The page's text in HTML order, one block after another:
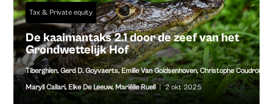
Tax & Private equity
De kaaimantaks 2.1 door de zeef van het
Grondwettelijk Hof
Tiberghien,Gerd D. Goyvaerts,Emilie Van Goidsenhoven,Christophe Coudron
Maryll Callari, Elke De Leeuw,Mariëlle Ruell | 2 okt 2025